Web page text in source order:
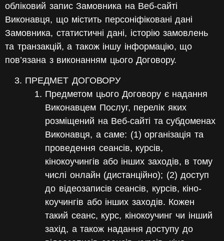
обліковий запис Замовника на Веб-сайті
Виконавця, що містить персоніфіковані дані
Замовника, статистичні дані, історію замовлень
та транзакцій, а також іншу інформацію, що
пов’язана з виконанням цього Договору.
ПРЕДМЕТ ДОГОВОРУ
Предметом цього Договору є надання
Виконавцем Послуг, перелік яких
розміщений на Веб-сайті та субдоменах
Виконавця, а саме: (1) організація та
проведення сеансів, курсів,
кінокоучингів або інших заходів, в тому
числі онлайн (дистанційно); (2) доступ
до відеозаписів сеансів, курсів, кіно-
коучингів або інших заходів. Кожен
такий сеанс, курс, кінокоучинг чи інший
захід, а також надання доступу до